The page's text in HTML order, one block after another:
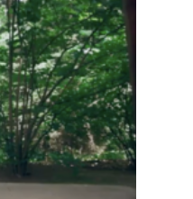
01:34
05:00
02:00
02:00
02:00